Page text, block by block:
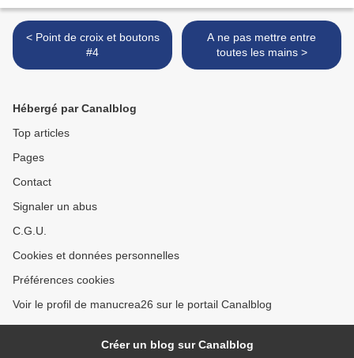
< Point de croix et boutons
#4
A ne pas mettre entre
toutes les mains >
Hébergé par Canalblog
Top articles
Pages
Contact
Signaler un abus
C.G.U.
Cookies et données personnelles
Préférences cookies
Voir le profil de manucrea26 sur le portail Canalblog
Créer un blog sur Canalblog